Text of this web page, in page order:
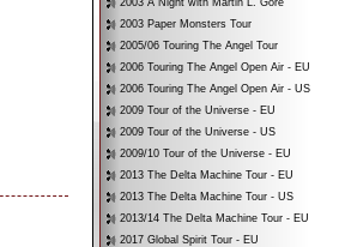
2003 A Night with Martin L. Gore
2003 Paper Monsters Tour
2005/06 Touring The Angel Tour
2006 Touring The Angel Open Air - EU
2006 Touring The Angel Open Air - US
2009 Tour of the Universe - EU
2009 Tour of the Universe - US
2009/10 Tour of the Universe - EU
2013 The Delta Machine Tour - EU
2013 The Delta Machine Tour - US
2013/14 The Delta Machine Tour - EU
2017 Global Spirit Tour - EU